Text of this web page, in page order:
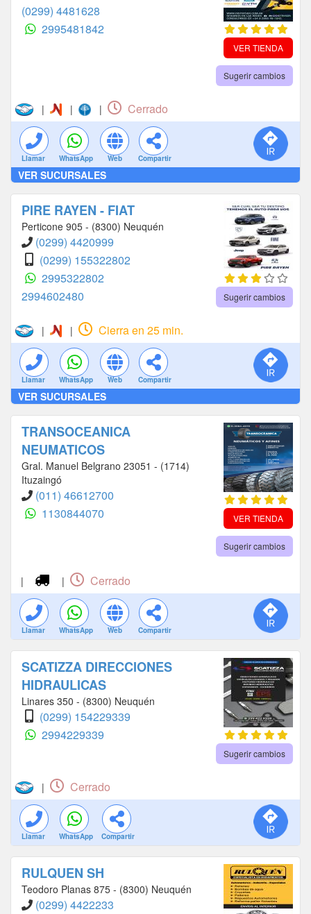
(0299) 4481628
2995481842
VER TIENDA
Sugerir cambios
| | | Cerrado
Llamar WhatsApp Web Compartir
VER SUCURSALES
PIRE RAYEN - FIAT
Perticone 905 - (8300) Neuquén
(0299) 4420999
(0299) 155322802
2995322802
2994602480
Sugerir cambios
| | Cierra en 25 min.
Llamar WhatsApp Web Compartir
VER SUCURSALES
TRANSOCEANICA
NEUMATICOS
Gral. Manuel Belgrano 23051 - (1714)
Ituzaingó
(011) 46612700
1130844070
VER TIENDA
Sugerir cambios
| | Cerrado
Llamar WhatsApp Web Compartir
SCATIZZA DIRECCIONES
HIDRAULICAS
Linares 350 - (8300) Neuquén
(0299) 154229339
2994229339
Sugerir cambios
| Cerrado
Llamar WhatsApp Compartir
RULQUEN SH
Teodoro Planas 875 - (8300) Neuquén
(0299) 4422233